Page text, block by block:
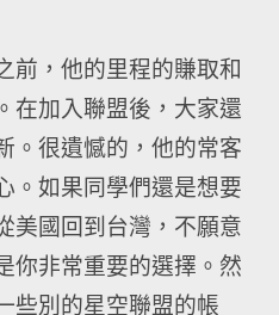
前，他的里程的賺取和
在加入聯盟後，大家還
。很遺憾的，他的常客
。如果同學們還是想要
美國回到台灣，不願意
你非常重要的選擇。然
些別的星空聯盟的帳